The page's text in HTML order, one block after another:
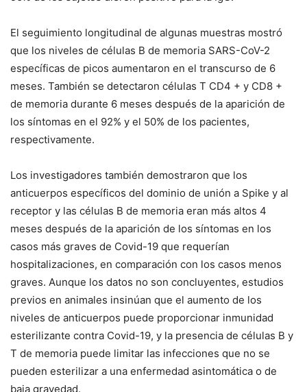
El seguimiento longitudinal de algunas muestras mostró
que los niveles de células B de memoria SARS-CoV-2
específicas de picos aumentaron en el transcurso de 6
meses. También se detectaron células T CD4 + y CD8 +
de memoria durante 6 meses después de la aparición de
los síntomas en el 92% y el 50% de los pacientes,
respectivamente.
Los investigadores también demostraron que los
anticuerpos específicos del dominio de unión a Spike y al
receptor y las células B de memoria eran más altos 4
meses después de la aparición de los síntomas en los
casos más graves de Covid-19 que requerían
hospitalizaciones, en comparación con los casos menos
graves. Aunque los datos no son concluyentes, estudios
previos en animales insinúan que el aumento de los
niveles de anticuerpos puede proporcionar inmunidad
esterilizante contra Covid-19, y la presencia de células B y
T de memoria puede limitar las infecciones que no se
pueden esterilizar a una enfermedad asintomática o de
baja gravedad.